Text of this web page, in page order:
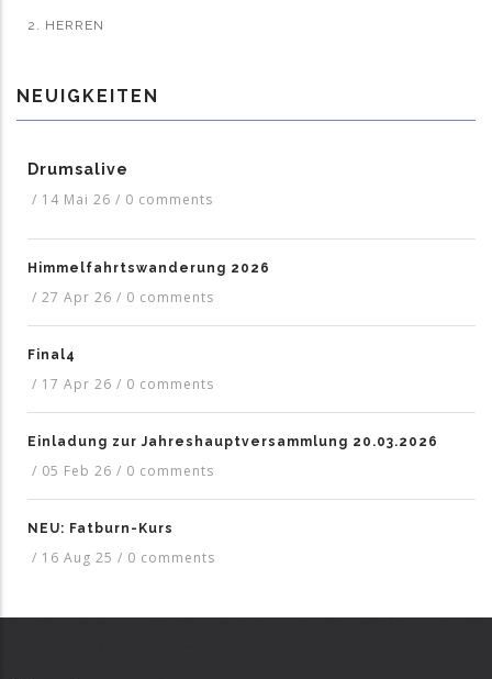
2. HERREN
NEUIGKEITEN
Drumsalive
/ 14 Mai 26 / 0 comments
Himmelfahrtswanderung 2026
/ 27 Apr 26 / 0 comments
Final4
/ 17 Apr 26 / 0 comments
Einladung zur Jahreshauptversammlung 20.03.2026
/ 05 Feb 26 / 0 comments
NEU: Fatburn-Kurs
/ 16 Aug 25 / 0 comments